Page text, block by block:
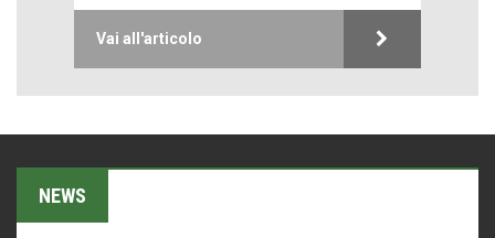
Vai all'articolo
NEWS
Teodorico, sovrano illuminato
Seconde case cambiano le scelte degli italiani
Grecia, le donne di Olympos